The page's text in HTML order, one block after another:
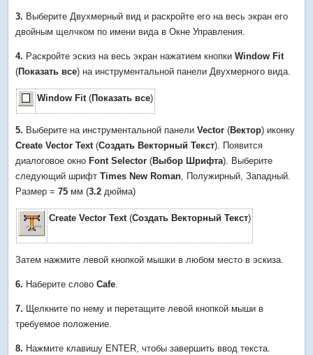
3. Выберите Двухмерный вид и раскройте его на весь экран его
двойным щелчком по имени вида в Окне Управления.
4. Раскройте эскиз на весь экран нажатием кнопкиWindow Fit
(Показать все) на инструментальной панели Двухмерного вида.
Window Fit(Показать все)
5. Выберите на инструментальной панели Vector (Вектор) иконку
Create Vector Text(Создать Векторный Текст). Появится
диалоговое окно Font Selector (Выбор Шрифта). Выберите
следующий шрифтTimes New Roman, Полужирный, Западный.
Размер =75 мм (3.2 дюйма)
Create Vector Text(Создать Векторный Текст)
Затем нажмите левой кнопкой мышки в любом место в эскиза.
6. Наберите словоCafe.
7. Щелкните по нему и перетащите левой кнопкой мыши в
требуемое положение.
8. Нажмите клавишу ENTER, чтобы завершить ввод текста.